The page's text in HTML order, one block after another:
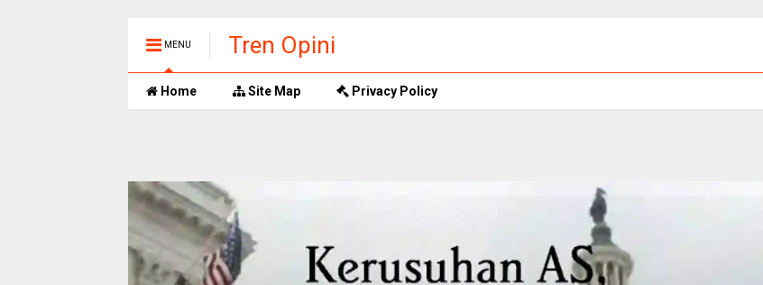
MENU Tren Opini
Home Site Map Privacy Policy